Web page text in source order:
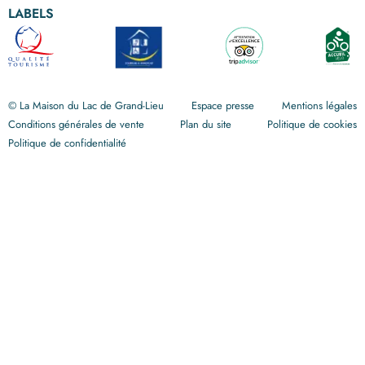
LABELS
© La Maison du Lac de Grand-Lieu Espace presse
Mentions légales
Conditions générales de vente
Plan du site
Politique de cookies
Politique de confidentialité